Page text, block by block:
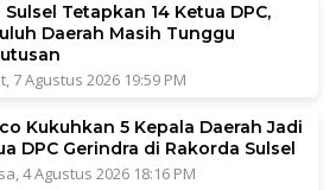
Sulsel Tetapkan 14 Ketua DPC,
Daerah Masih Tunggu
7 Agustus 2026 19:59 PM
Kukuhkan 5 Kepala Daerah Jadi
DPC Gerindra di Rakorda Sulsel
4 Agustus 2026 18:16 PM